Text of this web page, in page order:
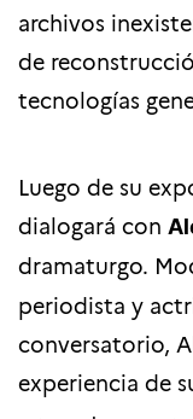
archivos
de
tecnologías
Luego de su
dialogará con
dramaturgo.
periodista y
conversatorio,
experiencia de